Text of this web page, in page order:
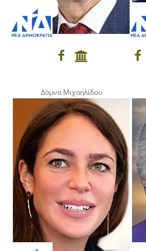
Δόμνα Μιχαηλίδου